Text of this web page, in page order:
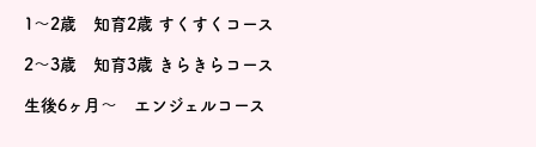
1～2歳 知育2歳 すくすくコース
2～3歳 知育3歳 きらきらコース
生後6ヶ月～ エンジェルコース